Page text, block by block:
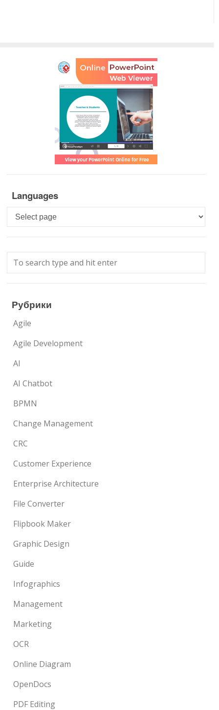
Languages
Languages
Рубрики
Agile
Agile Development
AI
AI Chatbot
BPMN
Change Management
CRC
Customer Experience
Enterprise Architecture
File Converter
Flipbook Maker
Graphic Design
Guide
Infographics
Management
Marketing
OCR
Online Diagram
OpenDocs
PDF Editing